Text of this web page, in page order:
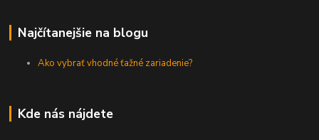
Najčítanejšie na blogu
Ako vybrať vhodné ťažné zariadenie?
Kde nás nájdete